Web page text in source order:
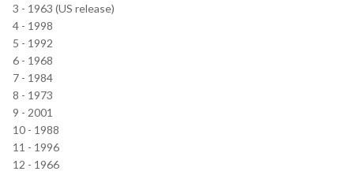
3 - 1963 (US release)
4 - 1998
5 - 1992
6 - 1968
7 - 1984
8 - 1973
9 - 2001
10 - 1988
11 - 1996
12 - 1966